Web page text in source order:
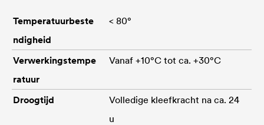
Temperatuurbeste
ndigheid
< 80°
Verwerkingstempe
ratuur
Vanaf +10°C tot ca. +30°C
Droogtijd
Volledige kleefkracht na ca. 24
u